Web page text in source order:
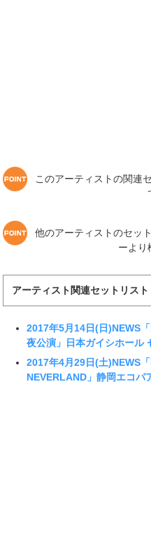
このアーティストの関連
他のアーティストのセッ
ーより
アーティスト関連セットリスト
2017年5月14日(日)NEWS
夜公演」日本ガイシホール
2017年4月29日(土)NEWS
NEVERLAND」静岡エコパ